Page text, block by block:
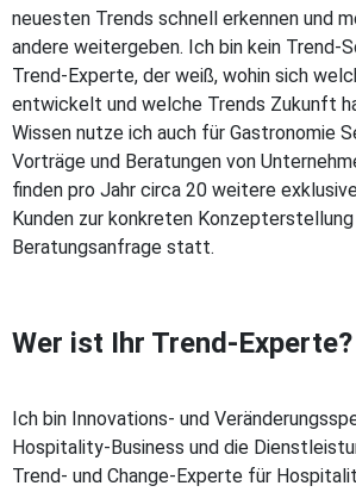
neuesten Trends schnell erkennen und
andere weitergeben. Ich bin kein Trend-
Trend-Experte, der weiß, wohin sich
entwickelt und welche Trends Zukunft
Wissen nutze ich auch für Gastronomie
Vorträge und Beratungen von
finden pro Jahr circa 20 weitere
Kunden zur konkreten Konzepterstellung
Beratungsanfrage statt.
Wer ist Ihr Trend-Experte?
Ich bin Innovations- und
Hospitality-Business und die
Trend- und Change-Experte für